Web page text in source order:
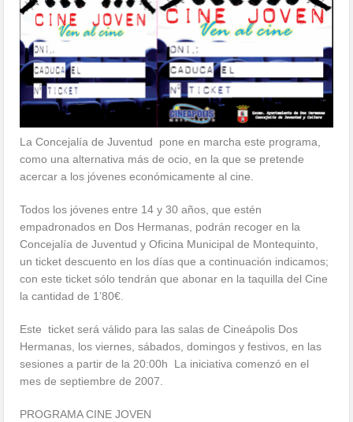
La Concejalía de Juventud pone en marcha este programa,
como una alternativa más de ocio, en la que se pretende
acercar a los jóvenes económicamente al cine.
Todos los jóvenes entre 14 y 30 años, que estén
empadronados en Dos Hermanas, podrán recoger en la
Concejalía de Juventud y Oficina Municipal de Montequinto,
un ticket descuento en los días que a continuación indicamos;
con este ticket sólo tendrán que abonar en la taquilla del Cine
la cantidad de 1’80€.
Este ticket será válido para las salas de Cineápolis Dos
Hermanas, los viernes, sábados, domingos y festivos, en las
sesiones a partir de la 20:00h La iniciativa comenzó en el
mes de septiembre de 2007.
PROGRAMA CINE JOVEN